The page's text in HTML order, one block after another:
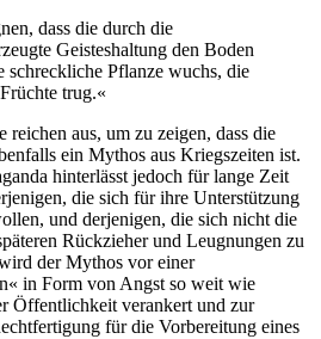
dass die durch die
Geisteshaltung den Boden
schreckliche Pflanze wuchs, die
trug.«
reichen aus, um zu zeigen, dass die
ein Mythos aus Kriegszeiten ist.
hinterlässt jedoch für lange Zeit
die sich für ihre Unterstützung
und derjenigen, die sich nicht die
Rückzieher und Leugnungen zu
der Mythos vor einer
in Form von Angst so weit wie
Öffentlichkeit verankert und zur
für die Vorbereitung eines